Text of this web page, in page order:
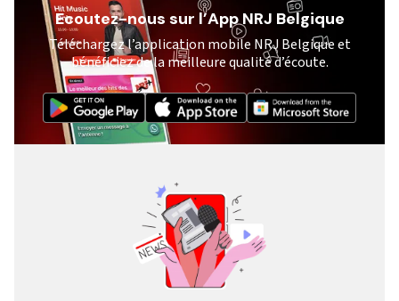
Ecoutez-nous sur l’App NRJ Belgique
Téléchargez l’application mobile NRJ Belgique et
bénéficiez de la meilleure qualité d’écoute.